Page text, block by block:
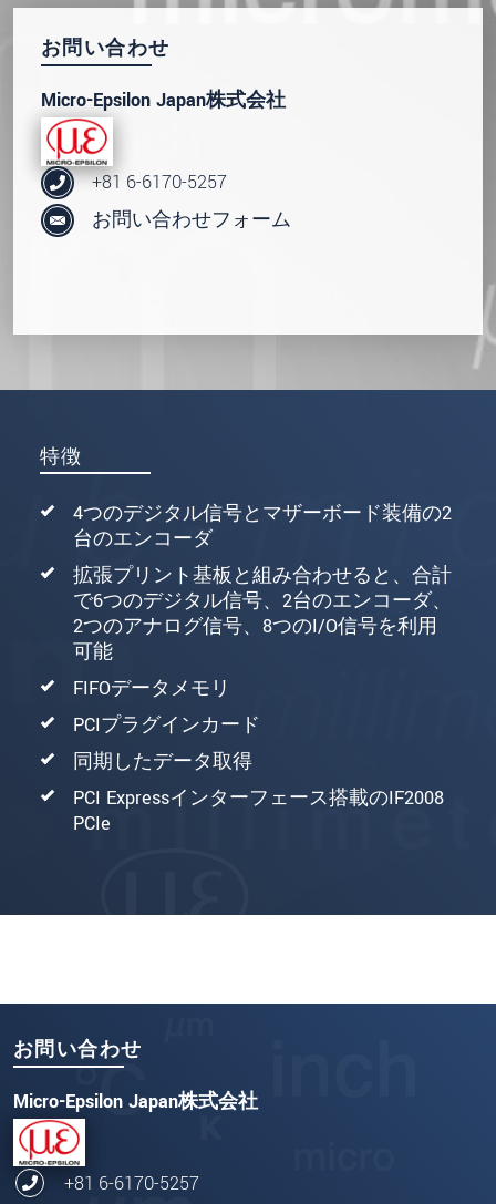
特徴
4つのデジタル信号とマザーボード装備の2
台のエンコーダ
拡張プリント基板と組み合わせると、合計
で6つのデジタル信号、2台のエンコーダ、
2つのアナログ信号、8つのI/O信号を利用
可能
FIFOデータメモリ
PCIプラグインカード
同期したデータ取得
PCI Expressインターフェース搭載のIF2008
PCIe
お問い合わせ
Micro-Epsilon Japan株式会社
+81 6-6170-5257
お問い合わせフォーム
お問い合わせ
Micro-Epsilon Japan株式会社
+81 6-6170-5257